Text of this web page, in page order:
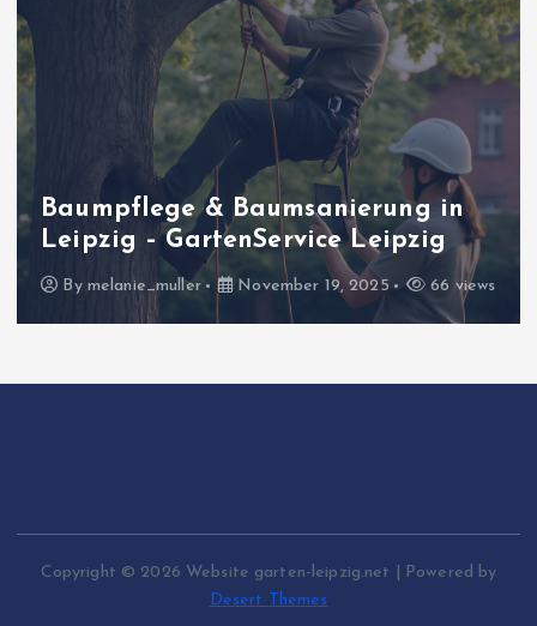
Baumpflege & Baumsanierung in
Leipzig – GartenService Leipzig
By melanie_muller November 19, 2025 66 views
Copyright © 2026 Website garten-leipzig.net | Powered by
Desert Themes